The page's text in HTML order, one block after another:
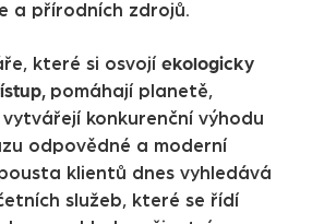
a přírodních zdrojů.
které si osvojí ekologicky
pomáhají planetě,
konkurenční výhodu
odpovědné a moderní
klientů dnes vyhledává
služeb, které se řídí